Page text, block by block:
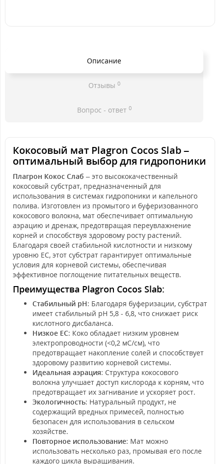
Описание
Отзывы 0
Вопрос - ответ 0
Кокосовый мат Plagron Cocos Slab –
оптимальный выбор для гидропоники
Плагрон Кокос Слаб – это высококачественный
кокосовый субстрат, предназначенный для
использования в системах гидропоники и капельного
полива. Изготовлен из промытого и буферизованного
кокосового волокна, мат обеспечивает оптимальную
аэрацию и дренаж, предотвращая переувлажнение
корней и способствуя здоровому росту растений.
Благодаря своей стабильной кислотности и низкому
уровню EC, этот субстрат гарантирует оптимальные
условия для корневой системы, обеспечивая
эффективное поглощение питательных веществ.
Преимущества Plagron Cocos Slab:
Стабильный pH: Благодаря буферизации, субстрат
имеет стабильный pH 5,8 - 6,8, что снижает риск
кислотного дисбаланса.
Низкое EC: Коко обладает низким уровнем
электропроводности (<0,2 мС/см), что
предотвращает накопление солей и способствует
здоровому развитию корневой системы.
Идеальная аэрация: Структура кокосового
волокна улучшает доступ кислорода к корням, что
предотвращает их загнивание и ускоряет рост.
Экологичность: Натуральный продукт, не
содержащий вредных примесей, полностью
безопасен для использования в сельском
хозяйстве.
Повторное использование: Мат можно
использовать несколько раз, промывая его после
каждого цикла выращивания.